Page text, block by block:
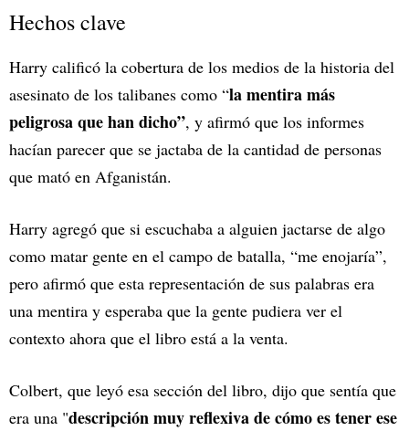
Hechos clave
Harry calificó la cobertura de los medios de la historia del
asesinato de los talibanes como “la mentira más
peligrosa que han dicho”, y afirmó que los informes
hacían parecer que se jactaba de la cantidad de personas
que mató en Afganistán.
Harry agregó que si escuchaba a alguien jactarse de algo
como matar gente en el campo de batalla, “me enojaría”,
pero afirmó que esta representación de sus palabras era
una mentira y esperaba que la gente pudiera ver el
contexto ahora que el libro está a la venta.
Colbert, que leyó esa sección del libro, dijo que sentía que
era una "descripción muy reflexiva de cómo es tener ese